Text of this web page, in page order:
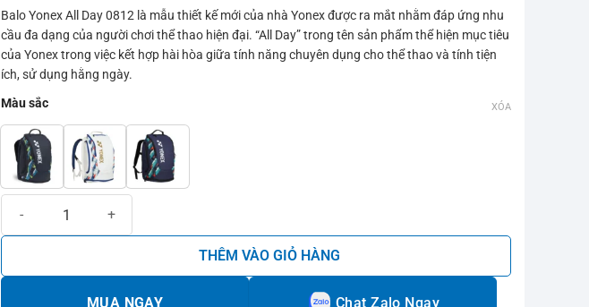
5
sao
Giá
gốc
là:
850.000₫.
Giá
hiện
tại
là:
690.000₫.
Balo Yonex All Day 0812 là mẫu thiết kế mới của nhà Yonex được ra mắt nhằm đáp ứng nhu
cầu đa dạng của người chơi thể thao hiện đại. “All Day” trong tên sản phẩm thể hiện mục tiêu
của Yonex trong việc kết hợp hài hòa giữa tính năng chuyên dụng cho thể thao và tính tiện
ích, sử dụng hằng ngày.
Màu sắc
XÓA
THÊM VÀO GIỎ HÀNG
MUA NGAY Chat Zalo Ngay